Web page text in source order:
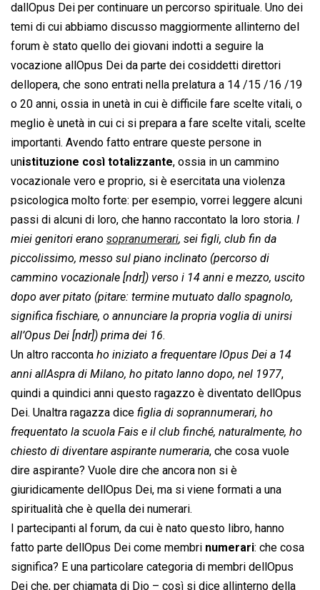
dallOpus Dei per continuare un percorso spirituale. Uno dei
temi di cui abbiamo discusso maggiormente allinterno del
forum è stato quello dei giovani indotti a seguire la
vocazione allOpus Dei da parte dei cosiddetti direttori
dellopera, che sono entrati nella prelatura a 14 /15 /16 /19
o 20 anni, ossia in unetà in cui è difficile fare scelte vitali, o
meglio è unetà in cui ci si prepara a fare scelte vitali, scelte
importanti. Avendo fatto entrare queste persone in
unistituzione così totalizzante, ossia in un cammino
vocazionale vero e proprio, si è esercitata una violenza
psicologica molto forte: per esempio, vorrei leggere alcuni
passi di alcuni di loro, che hanno raccontato la loro storia.  I
miei genitori erano sopranumerari, sei figli, club fin da
piccolissimo, messo sul piano inclinato (percorso di
cammino vocazionale [ndr]) verso i 14 anni e mezzo, uscito
dopo aver pitato (pitare: termine mutuato dallo spagnolo,
significa fischiare, o annunciare la propria voglia di unirsi
all’Opus Dei [ndr]) prima dei 16.
Un altro racconta  ho iniziato a frequentare lOpus Dei a 14
anni allAspra di Milano, ho pitato lanno dopo, nel 1977,
quindi a quindici anni questo ragazzo è diventato dellOpus
Dei. Unaltra ragazza dice  figlia di soprannumerari, ho
frequentato la scuola Fais e il club finché, naturalmente, ho
chiesto di diventare aspirante numeraria, che cosa vuole
dire aspirante? Vuole dire che ancora non si è
giuridicamente dellOpus Dei, ma si viene formati a una
spiritualità che è quella dei numerari.
I partecipanti al forum, da cui è nato questo libro, hanno
fatto parte dellOpus Dei come membri numerari: che cosa
significa? E una particolare categoria di membri dellOpus
Dei che, per chiamata di Dio – così si dice allinterno della